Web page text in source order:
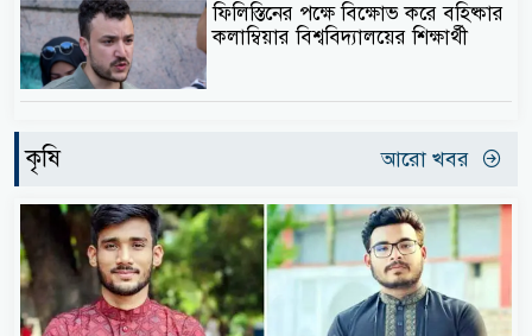
ফিলিস্তিনের পক্ষে বিক্ষোভ করে বহিষ্কার
কলাম্বিয়ার বিশ্ববিদ্যালয়ের শিক্ষার্থী
কৃষি আরো খবর